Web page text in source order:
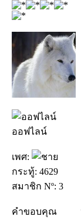
ออฟไลน์
เพศ:
กระทู้: 4629
สมาชิก Nº: 3
คำขอบคุณ